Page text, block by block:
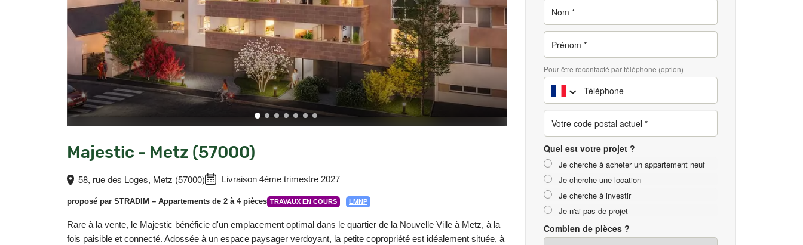
Majestic - Metz (57000)
58, rue des Loges, Metz (57000) Livraison 4ème trimestre 2027
proposé par STRADIM – Appartements de 2 à 4 pièces TRAVAUX EN COURS LMNP
Rare à la vente, le Majestic bénéficie d'un emplacement optimal dans le quartier de la Nouvelle Ville à Metz, à la
fois paisible et connecté. Adossée à un espace paysager verdoyant, la petite copropriété est idéalement située, à
Pour être recontacté par téléphone (option)
Quel est votre projet ?
Je cherche à acheter un appartement neuf
Je cherche une location
Je cherche à investir
Je n'ai pas de projet
Combien de pièces ?